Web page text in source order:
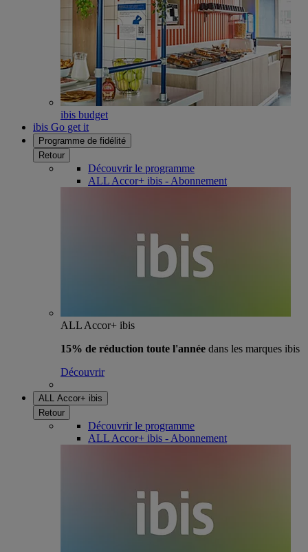
ibis budget
ibis Go get it
Programme de fidélité
Retour
Découvrir le programme
ALL Accor+ ibis - Abonnement
ALL Accor+ ibis
15% de réduction toute l'année dans les marques ibis
Découvrir
ALL Accor+ ibis
Retour
Découvrir le programme
ALL Accor+ ibis - Abonnement